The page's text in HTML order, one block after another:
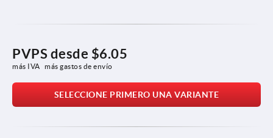
PVPS desde $6.05
más IVA más gastos de envío
SELECCIONE PRIMERO UNA VARIANTE